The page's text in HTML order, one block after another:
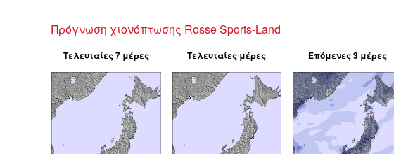
Πρόγνωση χιονόπτωσης Rosse Sports-Land
Τελευταίες 7 μέρες Τελευταίες μέρες Επόμενες 3 μέρες